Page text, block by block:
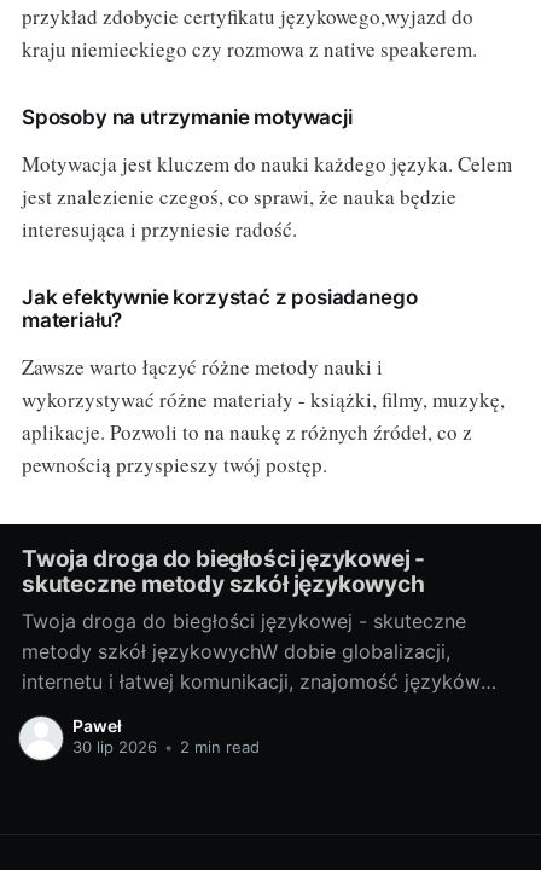
przykład zdobycie certyfikatu językowego,wyjazd do
kraju niemieckiego czy rozmowa z native speakerem.
Sposoby na utrzymanie motywacji
Motywacja jest kluczem do nauki każdego języka. Celem
jest znalezienie czegoś, co sprawi, że nauka będzie
interesująca i przyniesie radość.
Jak efektywnie korzystać z posiadanego
materiału?
Zawsze warto łączyć różne metody nauki i
wykorzystywać różne materiały - książki, filmy, muzykę,
aplikacje. Pozwoli to na naukę z różnych źródeł, co z
pewnością przyspieszy twój postęp.
Twoja droga do biegłości językowej -
skuteczne metody szkół językowych
Twoja droga do biegłości językowej - skuteczne
metody szkół językowychW dobie globalizacji,
internetu i łatwej komunikacji, znajomość języków
obcych stała się prawie koniecznością. Bez względu
na to, czy potrzebujesz go do pracy, do podróży, czy
dlatego
Paweł
30 lip 2026 • 2 min read